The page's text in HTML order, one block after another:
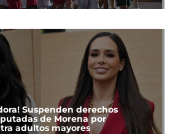
Suspenden derechos
de Morena por
adultos mayores